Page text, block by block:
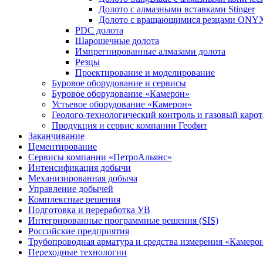
Долото с алмазными вставками Stinger
Долото с вращающимися резцами
PDC долота
Шарошечные долота
Импрегнированные алмазами долота
Резцы
Проектирование и моделирование
Буровое оборудование и сервисы
Буровое оборудование «Камерон»
Устьевое оборудование «Камерон»
Геолого-технологический контроль и газовый
Продукция и сервис компании Геофит
Заканчивание
Цементирование
Сервисы компании «ПетроАльянс»
Интенсификация добычи
Механизированная добыча
Управление добычей
Комплексные решения
Подготовка и переработка УВ
Интегрированные программные решения (SIS)
Российские предприятия
Трубопроводная арматура и средства измерения
Переходные технологии